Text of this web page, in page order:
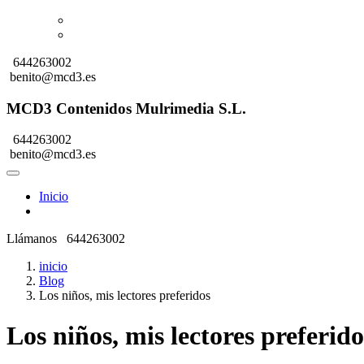
644263002
benito@mcd3.es
MCD3 Contenidos Mulrimedia S.L.
644263002
benito@mcd3.es
Inicio
Llámanos 644263002
inicio
Blog
Los niños, mis lectores preferidos
Los niños, mis lectores